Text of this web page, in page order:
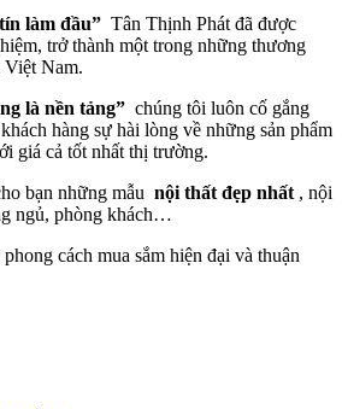
làm đầu” Tân Thịnh Phát đã được
trở thành một trong những thương
Việt Nam.
là nền tảng” chúng tôi luôn cố gắng
hàng sự hài lòng về những sản phẩm
giá cả tốt nhất thị trường.
bạn những mẫu nội thất đẹp nhất , nội
ngủ, phòng khách…
cách mua sắm hiện đại và thuận